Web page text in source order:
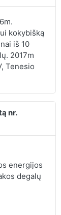
kokybišką
iš 10
2017m
Tenesio
nr.
energijos
degalų